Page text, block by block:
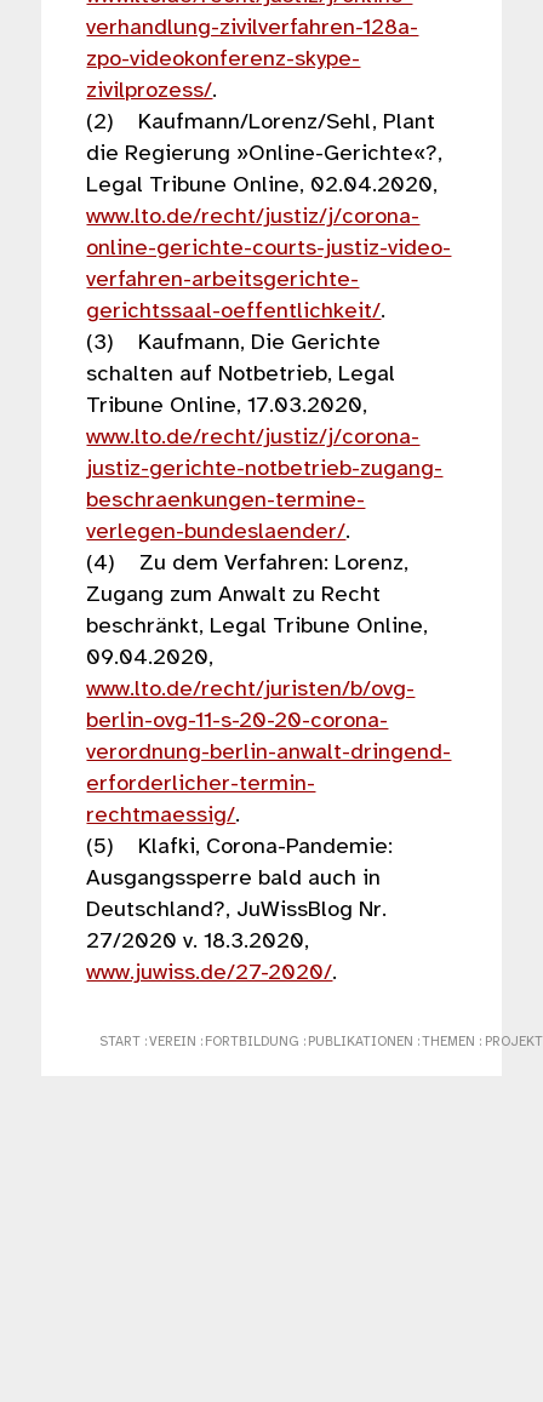
verhandlung-zivilverfahren-128a-
zpo-videokonferenz-skype-
zivilprozess/.
(2) Kaufmann/Lorenz/Sehl, Plant
die Regierung »Online-Gerichte«?,
Legal Tribune Online, 02.04.2020,
www.lto.de/recht/justiz/j/corona-
online-gerichte-courts-justiz-video-
verfahren-arbeitsgerichte-
gerichtssaal-oeffentlichkeit/.
(3) Kaufmann, Die Gerichte
schalten auf Notbetrieb, Legal
Tribune Online, 17.03.2020,
www.lto.de/recht/justiz/j/corona-
justiz-gerichte-notbetrieb-zugang-
beschraenkungen-termine-
verlegen-bundeslaender/.
(4) Zu dem Verfahren: Lorenz,
Zugang zum Anwalt zu Recht
beschränkt, Legal Tribune Online,
09.04.2020,
www.lto.de/recht/juristen/b/ovg-
berlin-ovg-11-s-20-20-corona-
verordnung-berlin-anwalt-dringend-
erforderlicher-termin-
rechtmaessig/.
(5) Klafki, Corona-Pandemie:
Ausgangssperre bald auch in
Deutschland?, JuWissBlog Nr.
27/2020 v. 18.3.2020,
www.juwiss.de/27-2020/.
START: VEREIN : FORTBILDUNG : PUBLIKATIONEN : THEMEN :